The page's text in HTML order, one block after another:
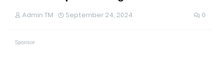
Admin TM September 24, 2024 0
Sponsor